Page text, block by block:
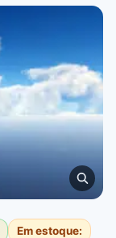
Em estoque: